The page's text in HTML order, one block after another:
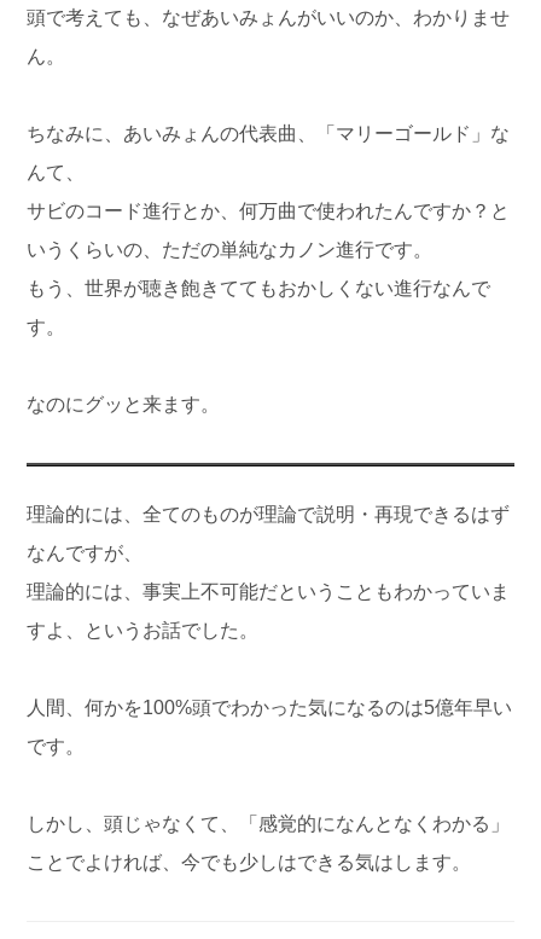
頭で考えても、なぜあいみょんがいいのか、わかりませ
ん。
ちなみに、あいみょんの代表曲、「マリーゴールド」な
んて、
サビのコード進行とか、何万曲で使われたんですか？と
いうくらいの、ただの単純なカノン進行です。
もう、世界が聴き飽きててもおかしくない進行なんで
す。
なのにグッと来ます。
理論的には、全てのものが理論で説明・再現できるはず
なんですが、
理論的には、事実上不可能だということもわかっていま
すよ、というお話でした。
人間、何かを100%頭でわかった気になるのは5億年早い
です。
しかし、頭じゃなくて、「感覚的になんとなくわかる」
ことでよければ、今でも少しはできる気はします。